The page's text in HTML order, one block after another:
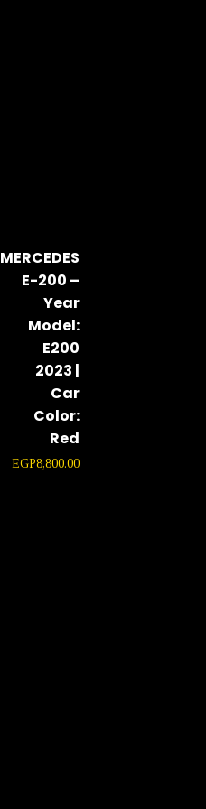
MERCEDES
E-200 –
Year
Model:
E200
2023 |
Car
Color:
Red
EGP8,800.00